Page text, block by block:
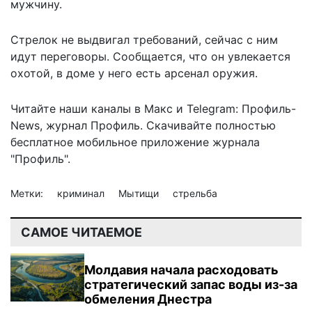
мужчину.
Стрелок не выдвигал требований, сейчас с ним
идут переговоры. Сообщается, что он увлекается
охотой, в доме у него есть арсенал оружия.
Читайте наши каналы в Макс и Telegram: Профиль-
News, журнал Профиль. Скачивайте полностью
бесплатное мобильное приложение журнала
"Профиль".
Метки: криминал Мытищи стрельба
САМОЕ ЧИТАЕМОЕ
Молдавия начала расходовать
стратегический запас воды из-за
обмеления Днестра